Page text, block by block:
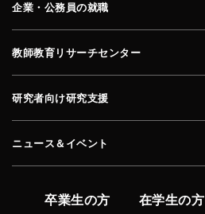
企業・公務員の就職
教師教育リサーチセンター
研究者向け研究支援
ニュース＆イベント
卒業生の方 在学生の方